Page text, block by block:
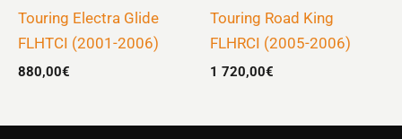
Touring Electra Glide
FLHTCI (2001-2006)
880,00€
Touring Road King
FLHRCI (2005-2006)
1 720,00€